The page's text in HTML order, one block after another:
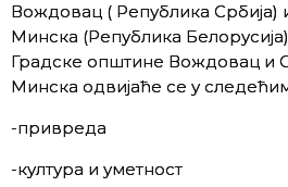
Вождовац ( Република Србија)
Минска (Република
Градске општине Вождовац и
Минска одвијаће се у
-привреда
-култура и уметност